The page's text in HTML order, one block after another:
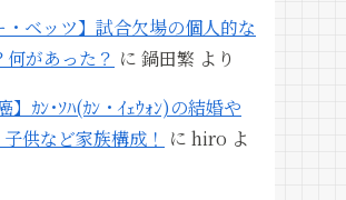
・ベッツ】試合欠場の個人的な
があった？ に 鍋田繁 より
】ｶﾝ･ｿﾊ(ｶﾝ・ｲｪｳｫﾝ)の結婚や
供など家族構成！ に hiro よ